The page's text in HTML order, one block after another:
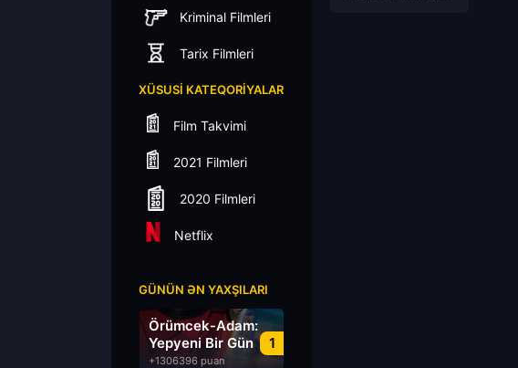
Kriminal Filmleri
Tarix Filmleri
XÜSUSI KATEQORIYALAR
Film Takvimi
2021 Filmleri
2020 Filmleri
Netflix
GÜNÜN ƏN YAXŞILARI
1
Örümcek-Adam:
Yepyeni Bir Gün
+1306396 puan